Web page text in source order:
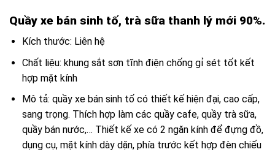
Quầy xe bán sinh tố, trà sữa thanh lý mới 90%.
Kích thước: Liên hệ
Chất liệu: khung sắt sơn tĩnh điện chống gỉ sét tốt kết
hợp mặt kính
Mô tả: quầy xe bán sinh tố có thiết kế hiện đại, cao cấp,
sang trọng. Thích hợp làm các quầy cafe, quầy trà sữa,
quầy bán nước,… Thiết kế xe có 2 ngăn kính để đựng đồ,
dụng cụ, mặt kính dày dặn, phía trước kết hợp đèn chiếu